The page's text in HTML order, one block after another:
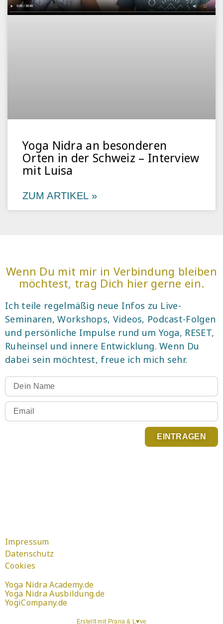
Yoga Nidra an besonderen
Orten in der Schweiz – Interview
mit Luisa
ZUM ARTIKEL »
Wenn Du mit mir in Verbindung bleiben
möchtest, trag Dich hier gerne ein.
Ich teile regelmäßig neue Infos zu Live-
Seminaren, Workshops, Videos, Podcast-Folgen
und persönliche Impulse rund um Yoga, RESET,
Ruheinsel und innere Entwicklung. Wenn Du
dabei sein möchtest, freue ich mich sehr.
EINTRAGEN
Impressum
Datenschutz
Cookies
Yoga Nidra Academy.de
Yoga Nidra Ausbildung.de
YogiCompany.de
Erstellt mit Prana & L♥ve